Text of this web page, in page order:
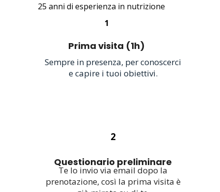
25 anni di esperienza in nutrizione
2
Questionario preliminare
1
Prima visita (1h)
Sempre in presenza, per conoscerci
e capire i tuoi obiettivi.
Te lo invio via email dopo la
prenotazione, così la prima visita è